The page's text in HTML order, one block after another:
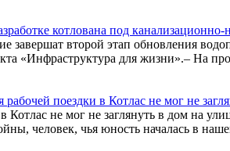
котлована под
завершат второй этап обновления
«Инфраструктура для жизни».– На
поездки в Котлас не мог не
Котлас не мог не заглянуть в дом на
человек, чья юность началась в